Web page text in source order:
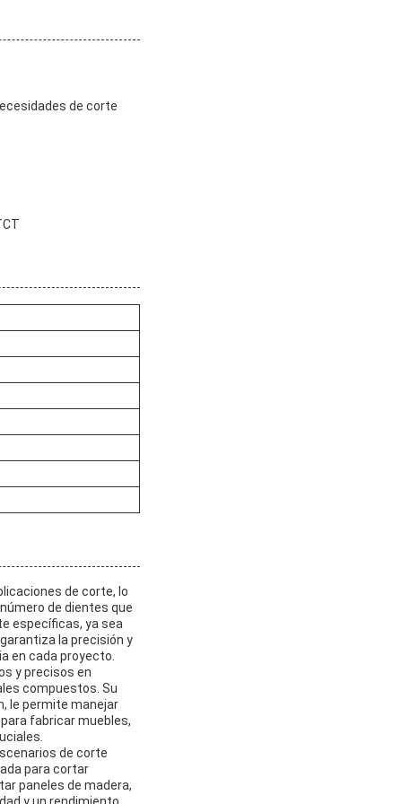
de corte
de corte, lo
de dientes que
específicas, ya sea
la precisión y
en cada proyecto.
y precisos en
compuestos. Su
le permite manejar
fabricar muebles,
de corte
para cortar
paneles de madera,